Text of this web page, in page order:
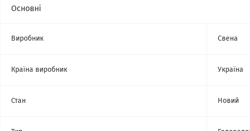
Основні
Виробник Свена
Країна виробник Україна
Стан Новий